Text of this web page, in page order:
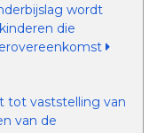
wordt
die
tot vaststelling van
van de